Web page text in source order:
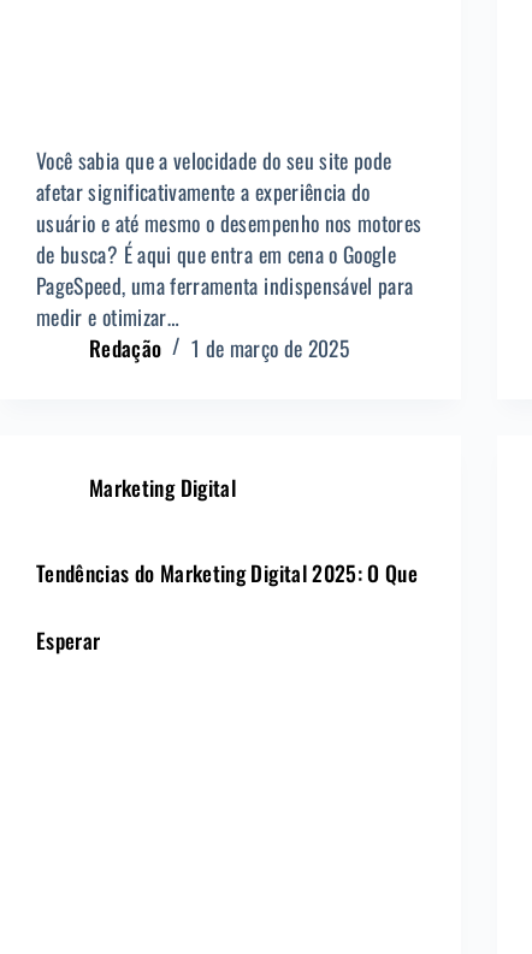
Você sabia que a velocidade do seu site pode
afetar significativamente a experiência do
usuário e até mesmo o desempenho nos motores
de busca? É aqui que entra em cena o Google
PageSpeed, uma ferramenta indispensável para
medir e otimizar…
Redação
1 de março de 2025
Marketing Digital
Tendências do Marketing Digital 2025: O Que
Esperar